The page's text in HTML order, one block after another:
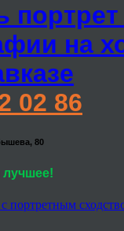
на
02 86
80
лучшее!
портретным